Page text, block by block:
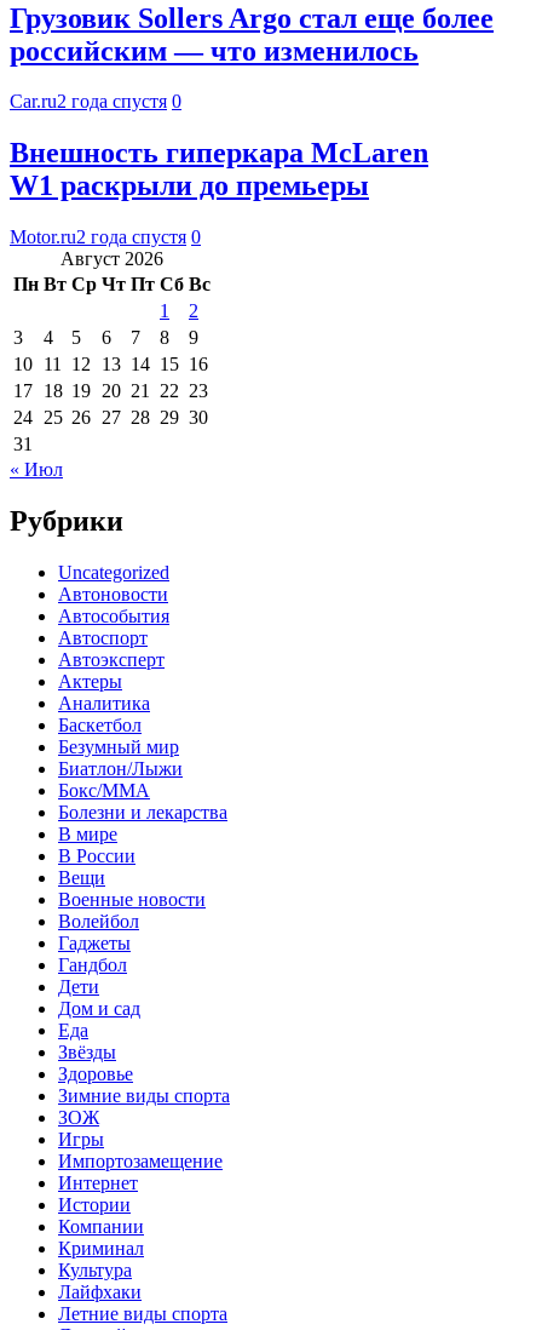
Грузовик Sollers Argo стал еще более
российским — что изменилось
Car.ru2 года спустя 0
Внешность гиперкара McLaren
W1 раскрыли до премьеры
Motor.ru2 года спустя 0
Август 2026
Пн Вт Ср Чт Пт Сб Вс
1
2
3
4 5 6 7 8
9
10 11 12 13 14 15 16
17 18 19 20 21 22 23
24 25 26 27 28 29 30
31
« Июл
Рубрики
Uncategorized
Автоновости
Автособытия
Автоспорт
Автоэксперт
Актеры
Аналитика
Баскетбол
Безумный мир
Биатлон/Лыжи
Бокс/MMA
Болезни и лекарства
В мире
В России
Вещи
Военные новости
Волейбол
Гаджеты
Гандбол
Дети
Дом и сад
Еда
Звёзды
Здоровье
Зимние виды спорта
ЗОЖ
Игры
Импортозамещение
Интернет
Истории
Компании
Криминал
Культура
Лайфхаки
Летние виды спорта